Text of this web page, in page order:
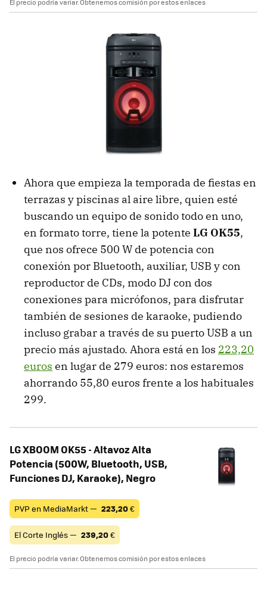
El precio podría variar. Obtenemos comisión por estos enlaces
Ahora que empieza la temporada de fiestas en
terrazas y piscinas al aire libre, quien esté
buscando un equipo de sonido todo en uno,
en formato torre, tiene la potente LG OK55,
que nos ofrece 500 W de potencia con
conexión por Bluetooth, auxiliar, USB y con
reproductor de CDs, modo DJ con dos
conexiones para micrófonos, para disfrutar
también de sesiones de karaoke, pudiendo
incluso grabar a través de su puerto USB a un
precio más ajustado. Ahora está en los 223,20
euros en lugar de 279 euros: nos estaremos
ahorrando 55,80 euros frente a los habituales
299.
LG XBOOM OK55 - Altavoz Alta
Potencia (500W, Bluetooth, USB,
Funciones DJ, Karaoke), Negro
PVP en MediaMarkt — 223,20€
El Corte Inglés — 239,20€
El precio podría variar. Obtenemos comisión por estos enlaces